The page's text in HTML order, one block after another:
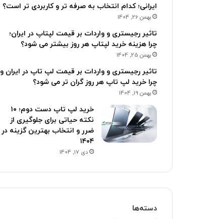
ایرانی؛ کدام انتخاب به صرفه تر و کاربردی تر است؟
بهمن 26, 1404
تاثیر رجیستری و واردات بر قیمت لپتاپ در ایران؛
چرا هزینه خرید لپتاپ هر روز بیشتر می شود؟
بهمن 25, 1404
تاثیر رجیستری و واردات بر قیمت لپ تاپ در ایران و
چرا خرید لپ تاپ هر روز گران تر می شود؟
بهمن 19, 1404
خرید لپ تاپ دست دوم؛ ۱۰
نکته حیاتی برای جلوگیری از
ضرر و انتخاب بهترین گزینه در
۱۴۰۴
دی 17, 1404
دسته‌ها